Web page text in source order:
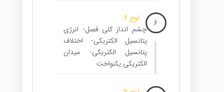
6
لوح 6:
چشم انداز کلی فصل- انرژی
پتانسیل الکتریکی- اختلاف
پتانسیل الکتریکی- میدان
الکتریکی یکنواخت